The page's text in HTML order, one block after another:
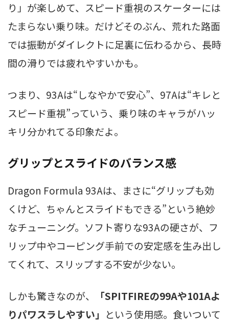
り」が楽しめて、スピード重視のスケーターには
たまらない乗り味。だけどそのぶん、荒れた路面
では振動がダイレクトに足裏に伝わるから、長時
間の滑りでは疲れやすいかも。
つまり、93Aは“しなやかで安心”、97Aは“キレと
スピード重視”っていう、乗り味のキャラがハッ
キリ分かれてる印象だよ。
グリップとスライドのバランス感
Dragon Formula 93Aは、まさに“グリップも効
くけど、ちゃんとスライドもできる”という絶妙
なチューニング。ソフト寄りな93Aの硬さが、フ
リップ中やコーピング手前での安定感を生み出し
てくれて、スリップする不安が少ない。
しかも驚きなのが、
「SPITFIREの99Aや101Aよ
りパワスラしやすい」 という使用感。食いついて